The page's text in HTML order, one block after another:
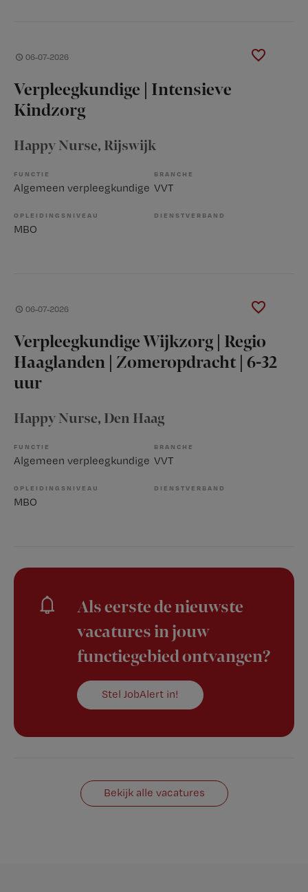
06-07-2026
Verpleegkundige | Intensieve
Kindzorg
Happy Nurse, Rijswijk
FUNCTIE
Algemeen verpleegkundige
BRANCHE
VVT
OPLEIDINGSNIVEAU
MBO
DIENSTVERBAND
06-07-2026
Verpleegkundige Wijkzorg | Regio
Haaglanden | Zomeropdracht | 6-32
uur
Happy Nurse, Den Haag
FUNCTIE
Algemeen verpleegkundige
BRANCHE
VVT
OPLEIDINGSNIVEAU
MBO
DIENSTVERBAND
Als eerste de nieuwste
vacatures in jouw
functiegebied ontvangen?
Stel JobAlert in!
Bekijk alle vacatures